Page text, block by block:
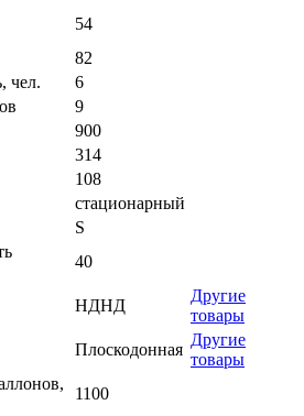
54
82
чел.
6
9
900
314
108
стационарный
S
40
НДНД
Другие
товары
Плоскодонная
Другие
товары
1100